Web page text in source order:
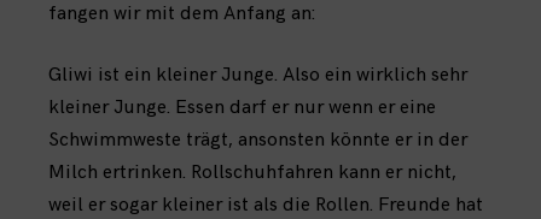
fangen wir mit dem Anfang an:
Gliwi ist ein kleiner Junge. Also ein wirklich sehr
kleiner Junge. Essen darf er nur wenn er eine
Schwimmweste trägt, ansonsten könnte er in der
Milch ertrinken. Rollschuhfahren kann er nicht,
weil er sogar kleiner ist als die Rollen. Freunde hat